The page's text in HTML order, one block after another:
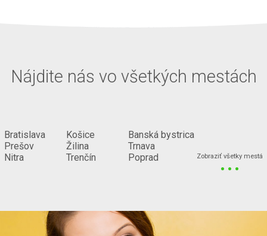
Nájdite nás vo všetkých mestách
Bratislava
Prešov
Nitra
Košice
Žilina
Trenčín
Banská bystrica
Trnava
Poprad
Zobraziť všetky mestá
...